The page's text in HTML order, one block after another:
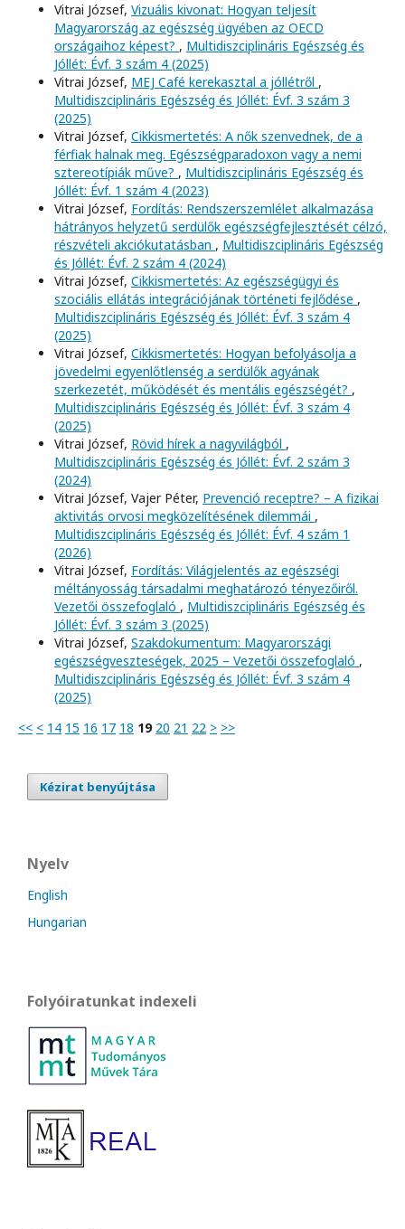
Vitrai József, Vizuális kivonat: Hogyan teljesít
Magyarország az egészség ügyében az OECD
országaihoz képest? , Multidiszciplináris Egészség és
Jóllét: Évf. 3 szám 4 (2025)
Vitrai József, MEJ Café kerekasztal a jóllétről ,
Multidiszciplináris Egészség és Jóllét: Évf. 3 szám 3
(2025)
Vitrai József, Cikkismertetés: A nők szenvednek, de a
férfiak halnak meg. Egészségparadoxon vagy a nemi
sztereotípiák műve? , Multidiszciplináris Egészség és
Jóllét: Évf. 1 szám 4 (2023)
Vitrai József, Fordítás: Rendszerszemlélet alkalmazása
hátrányos helyzetű serdülők egészségfejlesztését célzó,
részvételi akciókutatásban , Multidiszciplináris Egészség
és Jóllét: Évf. 2 szám 4 (2024)
Vitrai József, Cikkismertetés: Az egészségügyi és
szociális ellátás integrációjának történeti fejlődése ,
Multidiszciplináris Egészség és Jóllét: Évf. 3 szám 4
(2025)
Vitrai József, Cikkismertetés: Hogyan befolyásolja a
jövedelmi egyenlőtlenség a serdülők agyának
szerkezetét, működését és mentális egészségét? ,
Multidiszciplináris Egészség és Jóllét: Évf. 3 szám 4
(2025)
Vitrai József, Rövid hírek a nagyvilágból ,
Multidiszciplináris Egészség és Jóllét: Évf. 2 szám 3
(2024)
Vitrai József, Vajer Péter, Prevenció receptre? – A fizikai
aktivitás orvosi megközelítésének dilemmái ,
Multidiszciplináris Egészség és Jóllét: Évf. 4 szám 1
(2026)
Vitrai József, Fordítás: Világjelentés az egészségi
méltányosság társadalmi meghatározó tényezőiről.
Vezetői összefoglaló , Multidiszciplináris Egészség és
Jóllét: Évf. 3 szám 3 (2025)
Vitrai József, Szakdokumentum: Magyarországi
egészségveszteségek, 2025 – Vezetői összefoglaló ,
Multidiszciplináris Egészség és Jóllét: Évf. 3 szám 4
(2025)
<< < 14 15 16 17 18 19 20 21 22 > >>
Kézirat benyújtása
Nyelv
English
Hungarian
Folyóiratunkat indexeli